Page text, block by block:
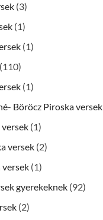
(3)
(1)
(1)
(110)
(1)
Böröcz Piroska versek
(1)
versek (2)
versek (1)
gyerekeknek (92)
(2)